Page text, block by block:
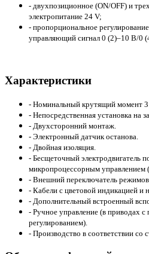
- двухпозиционное (ON/OFF) и
электропитание 24 V;
- пропорциональное
управляющий сигнал 0 (2)–10 В/0
Характеристики
- Номинальный крутящий момент
- Непосредственная установка на
- Двухсторонний монтаж.
- Электронный датчик останова.
- Двойная изоляция.
- Бесщеточный электродвигатель
микропроцессорным управлением
- Внешний переключатель
- Кабели с цветовой индикацией и
- Дополнительный встроенный
- Ручное управление (в приводах
регулированием).
- Производство в соответствии со